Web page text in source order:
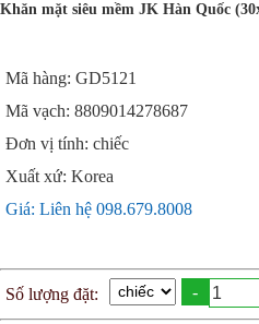
Khăn mặt siêu mềm JK Hàn Quốc
Mã hàng: GD5121
Mã vạch: 8809014278687
Đơn vị tính: chiếc
Xuất xứ: Korea
Giá: Liên hệ 098.679.8008
Số lượng đặt: -